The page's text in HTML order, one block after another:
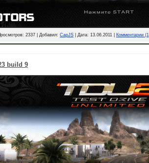
2337 | Добавил: CapJS | Дата: 13.06.2011 Комментарии
build 9